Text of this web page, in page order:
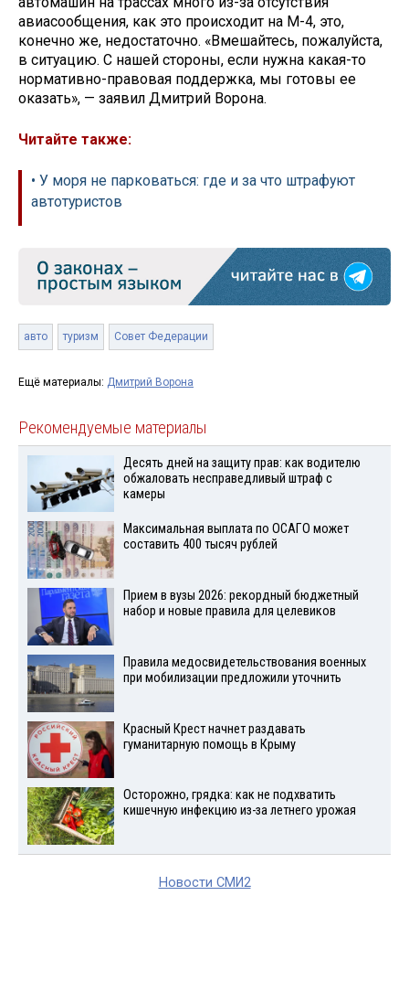
авиасообщения, как это происходит на М-4, это,
конечно же, недостаточно. «Вмешайтесь, пожалуйста,
в ситуацию. С нашей стороны, если нужна какая-то
нормативно-правовая поддержка, мы готовы ее
оказать», — заявил Дмитрий Ворона.
Читайте также:
• У моря не парковаться: где и за что штрафуют
автотуристов
авто туризм Совет Федерации
Ещё материалы: Дмитрий Ворона
Рекомендуемые материалы
Десять дней на защиту прав: как водителю
обжаловать несправедливый штраф с
камеры
Максимальная выплата по ОСАГО может
составить 400 тысяч рублей
Прием в вузы 2026: рекордный бюджетный
набор и новые правила для целевиков
Правила медосвидетельствования военных
при мобилизации предложили уточнить
Красный Крест начнет раздавать
гуманитарную помощь в Крыму
Осторожно, грядка: как не подхватить
кишечную инфекцию из-за летнего урожая
Новости СМИ2